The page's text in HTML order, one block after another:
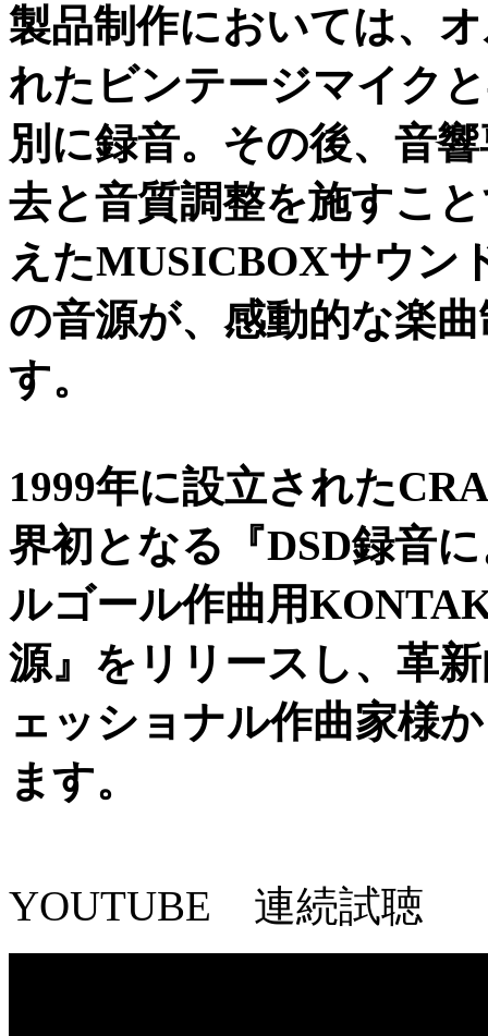
製品制作においては、
れたビンテージマイク
別に録音。その後、音
去と音質調整を施すこ
えたMUSICBOXサウン
の音源が、感動的な楽
す。
1999年に設立された
界初となる『DSD録音
ルゴール作曲用
源』をリリースし、革
ェッショナル作曲家様
ます。
YOUTUBE 連続試聴